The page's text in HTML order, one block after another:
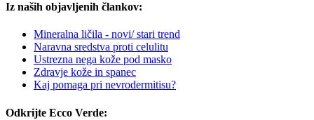
Iz naših objavljenih člankov:
Mineralna ličila - novi/ stari trend
Naravna sredstva proti celulitu
Ustrezna nega kože pod masko
Zdravje kože in spanec
Kaj pomaga pri nevrodermitisu?
Odkrijte Ecco Verde: